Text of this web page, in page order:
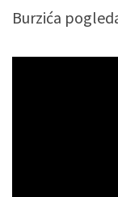
Burzića